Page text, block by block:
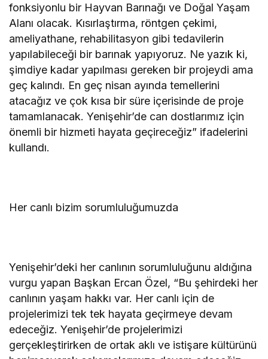
fonksiyonlu bir Hayvan Barınağı ve Doğal Yaşam
Alanı olacak. Kısırlaştırma, röntgen çekimi,
ameliyathane, rehabilitasyon gibi tedavilerin
yapılabileceği bir barınak yapıyoruz. Ne yazık ki,
şimdiye kadar yapılması gereken bir projeydi ama
geç kalındı. En geç nisan ayında temellerini
atacağız ve çok kısa bir süre içerisinde de proje
tamamlanacak. Yenişehir’de can dostlarımız için
önemli bir hizmeti hayata geçireceğiz” ifadelerini
kullandı.
Her canlı bizim sorumluluğumuzda
Yenişehir’deki her canlının sorumluluğunu aldığına
vurgu yapan Başkan Ercan Özel, “Bu şehirdeki her
canlının yaşam hakkı var. Her canlı için de
projelerimizi tek tek hayata geçirmeye devam
edeceğiz. Yenişehir’de projelerimizi
gerçekleştirirken de ortak aklı ve istişare kültürünü